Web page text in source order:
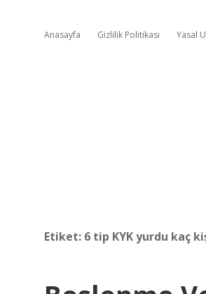
Anasayfa Gizlilik Politikası Yasal
Etiket: 6 tip KYK yurdu kaç